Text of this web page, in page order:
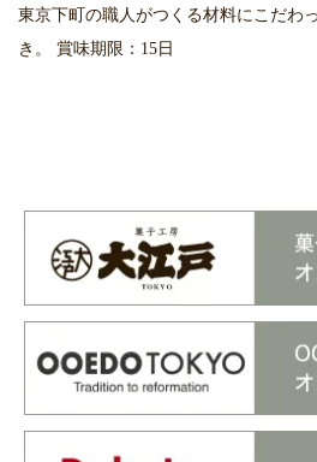
東京下町の職人がつくる材料にこだわ
き。 賞味期限：15日